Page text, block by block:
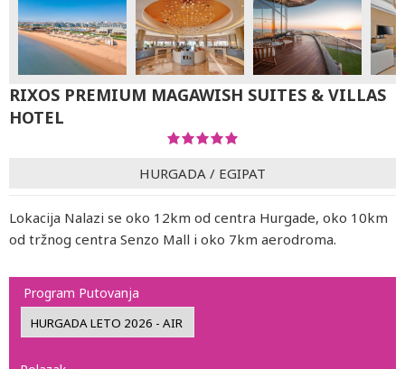
RIXOS PREMIUM MAGAWISH SUITES & VILLAS
HOTEL
HURGADA / EGIPAT
Lokacija Nalazi se oko 12km od centra Hurgade, oko 10km
od tržnog centra Senzo Mall i oko 7km aerodroma.
Program Putovanja